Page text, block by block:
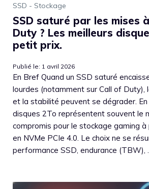
SSD - Stockage
SSD saturé par les mises
Duty ? Les meilleurs
petit prix.
Publié le: 1 avril 2026
En Bref Quand un SSD saturé
lourdes (notamment sur Call of Duty),
et la stabilité peuvent se dégrader. En
disques 2To représentent souvent le
compromis pour le stockage gaming
en NVMe PCIe 4.0. Le choix ne se
performance SSD, endurance (TBW),